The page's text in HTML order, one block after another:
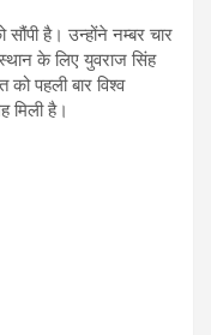
सौंपी है। उन्होंने नम्बर चार
के लिए युवराज सिंह
पहली बार विश्व
मिली है।